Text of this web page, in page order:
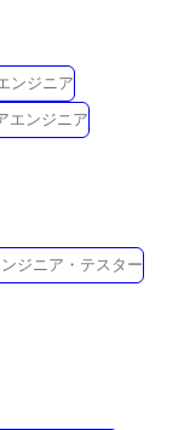
ンジニア
エンジニア
ジニア・テスター